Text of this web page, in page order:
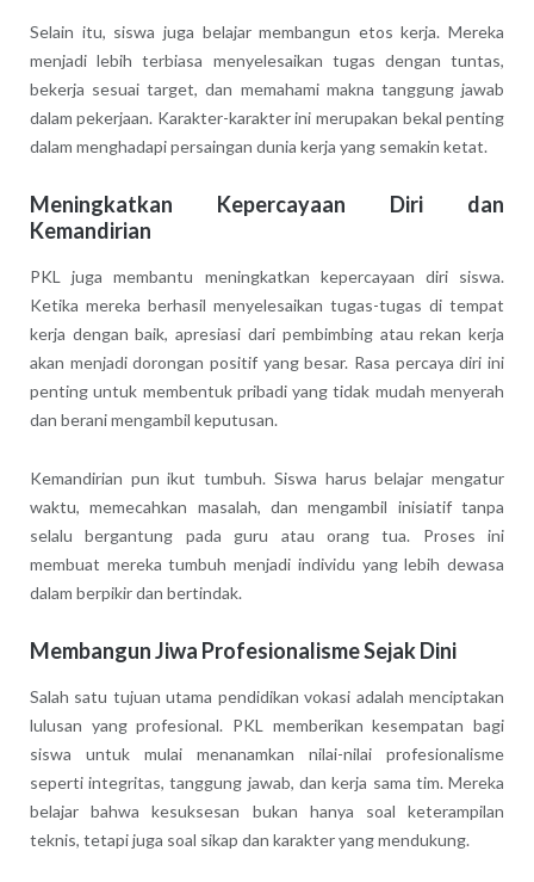
Selain itu, siswa juga belajar membangun etos kerja. Mereka
menjadi lebih terbiasa menyelesaikan tugas dengan tuntas,
bekerja sesuai target, dan memahami makna tanggung jawab
dalam pekerjaan. Karakter-karakter ini merupakan bekal penting
dalam menghadapi persaingan dunia kerja yang semakin ketat.
Meningkatkan Kepercayaan Diri dan
Kemandirian
PKL juga membantu meningkatkan kepercayaan diri siswa.
Ketika mereka berhasil menyelesaikan tugas-tugas di tempat
kerja dengan baik, apresiasi dari pembimbing atau rekan kerja
akan menjadi dorongan positif yang besar. Rasa percaya diri ini
penting untuk membentuk pribadi yang tidak mudah menyerah
dan berani mengambil keputusan.
Kemandirian pun ikut tumbuh. Siswa harus belajar mengatur
waktu, memecahkan masalah, dan mengambil inisiatif tanpa
selalu bergantung pada guru atau orang tua. Proses ini
membuat mereka tumbuh menjadi individu yang lebih dewasa
dalam berpikir dan bertindak.
Membangun Jiwa Profesionalisme Sejak Dini
Salah satu tujuan utama pendidikan vokasi adalah menciptakan
lulusan yang profesional. PKL memberikan kesempatan bagi
siswa untuk mulai menanamkan nilai-nilai profesionalisme
seperti integritas, tanggung jawab, dan kerja sama tim. Mereka
belajar bahwa kesuksesan bukan hanya soal keterampilan
teknis, tetapi juga soal sikap dan karakter yang mendukung.